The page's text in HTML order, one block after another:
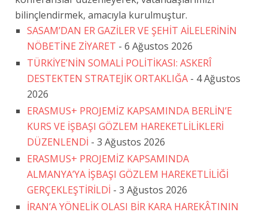
bilinçlendirmek, amacıyla kurulmuştur.
SASAM’DAN ER GAZİLER VE ŞEHİT AİLELERİNİN
NÖBETİNE ZİYARET - 6 Ağustos 2026
TÜRKİYE’NİN SOMALİ POLİTİKASI: ASKERÎ
DESTEKTEN STRATEJİK ORTAKLIĞA - 4 Ağustos
2026
ERASMUS+ PROJEMİZ KAPSAMINDA BERLİN’E
KURS VE İŞBAŞI GÖZLEM HAREKETLİLİKLERİ
DÜZENLENDİ - 3 Ağustos 2026
ERASMUS+ PROJEMİZ KAPSAMINDA
ALMANYA’YA İŞBAŞI GÖZLEM HAREKETLİLİĞİ
GERÇEKLEŞTİRİLDİ - 3 Ağustos 2026
İRAN’A YÖNELİK OLASI BİR KARA HAREKÂTININ